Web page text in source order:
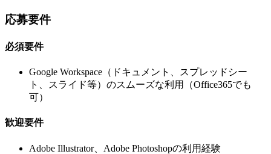
応募要件
必須要件
Google Workspace（ドキュメント、スプレッドシー
ト、スライド等）のスムーズな利用（Office365でも
可）
歓迎要件
Adobe Illustrator、Adobe Photoshopの利用経験